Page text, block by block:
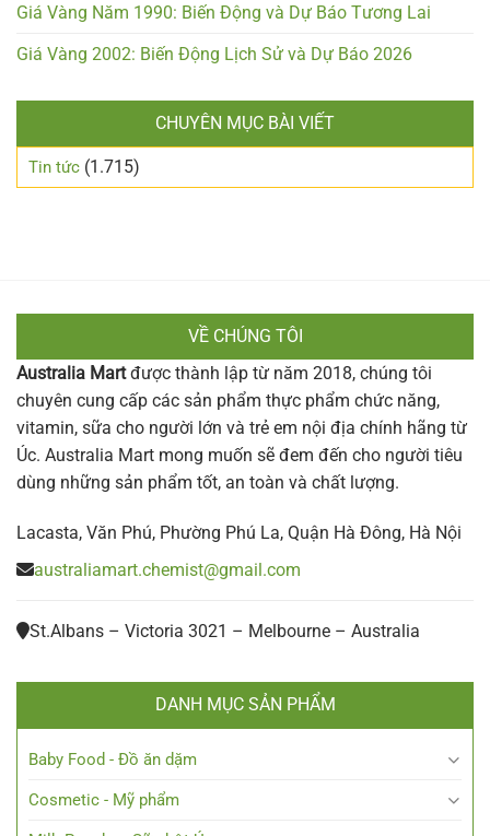
Giá Vàng Năm 1990: Biến Động và Dự Báo Tương Lai
Giá Vàng 2002: Biến Động Lịch Sử và Dự Báo 2026
CHUYÊN MỤC BÀI VIẾT
Tin tức (1.715)
VỀ CHÚNG TÔI
Australia Martđược thành lập từ năm 2018, chúng tôi
chuyên cung cấp các sản phẩm thực phẩm chức năng,
vitamin, sữa cho người lớn và trẻ em nội địa chính hãng từ
Úc. Australia Mart mong muốn sẽ đem đến cho người tiêu
dùng những sản phẩm tốt, an toàn và chất lượng.
Lacasta, Văn Phú, Phường Phú La, Quận Hà Đông, Hà Nội
australiamart.chemist@gmail.com
St.Albans – Victoria 3021 – Melbourne – Australia
DANH MỤC SẢN PHẨM
Baby Food - Đồ ăn dặm
Cosmetic - Mỹ phẩm